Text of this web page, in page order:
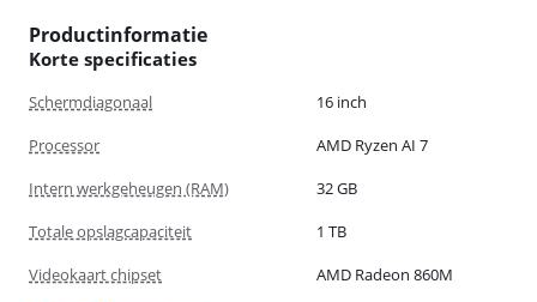
Productinformatie
Korte specificaties
Schermdiagonaal
16 inch
Processor
AMD Ryzen AI 7
Intern werkgeheugen (RAM)
32 GB
Totale opslagcapaciteit
1 TB
Videokaart chipset
AMD Radeon 860M